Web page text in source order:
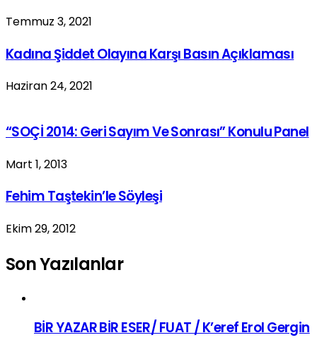
Temmuz 3, 2021
Kadına Şiddet Olayına Karşı Basın Açıklaması
Haziran 24, 2021
“SOÇİ 2014: Geri Sayım Ve Sonrası” Konulu Panel
Mart 1, 2013
Fehim Taştekin’le Söyleşi
Ekim 29, 2012
Son Yazılanlar
BİR YAZAR BİR ESER/ FUAT / K’eref Erol Gergin